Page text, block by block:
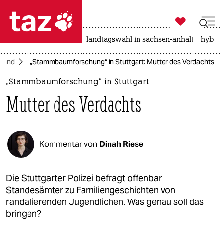
 taz zahl ich
taz zahl ich
themen
politik
öko
gesellschaft
kultur
sport
berlin

taz zahl ich
landtagswahl in sachsen-anhalt
„Stammbaumforschung“ in Stuttgart: Mutter des Verdachts
„Stammbaumforschung“ in Stuttgart
Mutter des Verdachts
Kommentar von Dinah Riese
Die Stuttgarter Polizei befragt offenbar
Standesämter zu Familiengeschichten von
randalierenden Jugendlichen. Was genau soll das
bringen?